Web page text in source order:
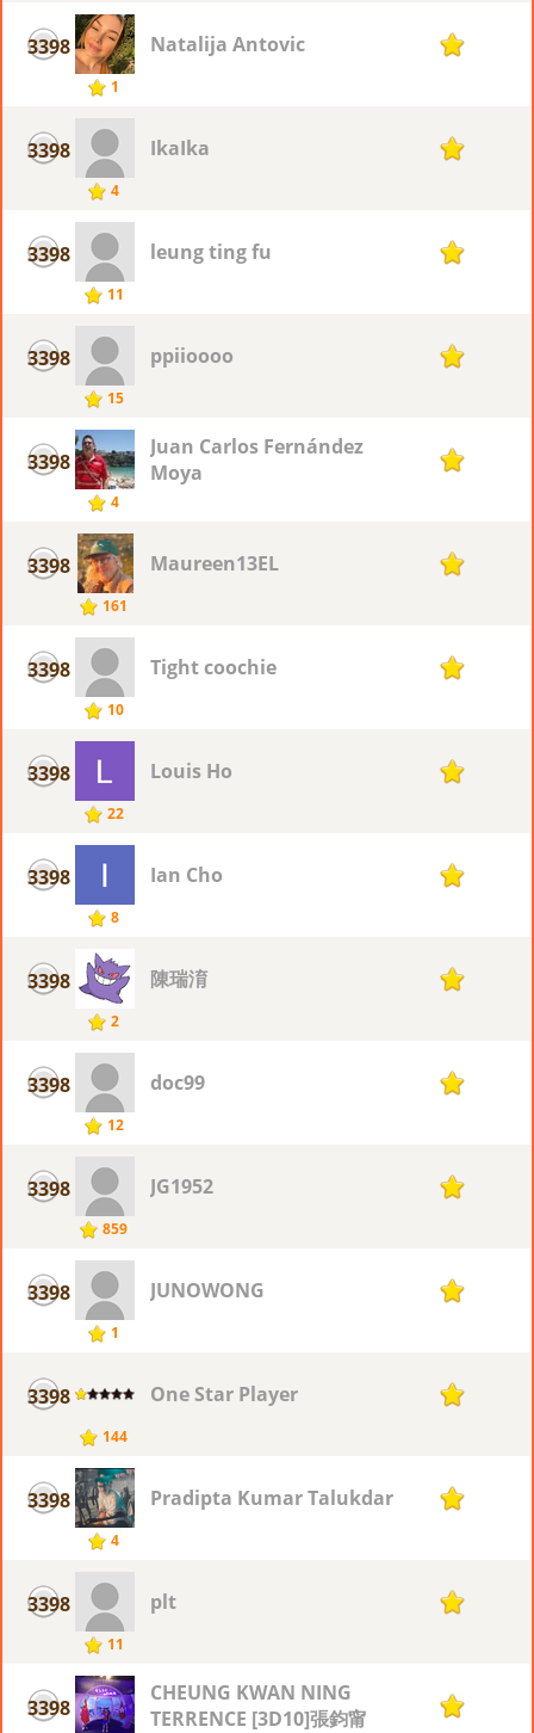
3398
1
Natalija Antovic 1
3398
4
IkaIka 1
3398
11
leung ting fu 1
3398
15
ppiioooo 1
3398
4
Juan Carlos Fernández
Moya
1
3398
161
Maureen13EL 1
3398
10
Tight coochie 1
3398
22
Louis Ho 1
3398
8
Ian Cho 1
3398
2
陳瑞淯 1
3398
12
doc99 1
3398
859
JG1952 1
3398
1
JUNOWONG 1
3398
144
One Star Player 1
3398
4
Pradipta Kumar Talukdar 1
3398
11
plt 1
3398
CHEUNG KWAN NING
TERRENCE [3D10]張鈞甯
1